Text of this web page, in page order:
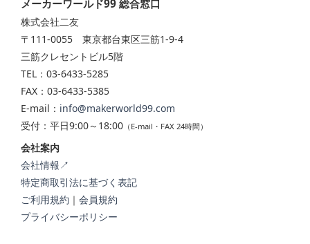
メーカーワールド99 総合窓口
株式会社二友
〒111-0055 東京都台東区三筋1-9-4
三筋クレセントビル5階
TEL：03-6433-5285
FAX：03-6433-5385
E-mail： info@makerworld99.com
受付：平日9:00～18:00 （E-mail・FAX 24時間）
会社案内
会社情報↗
特定商取引法に基づく表記
ご利用規約 ｜ 会員規約
プライバシーポリシー